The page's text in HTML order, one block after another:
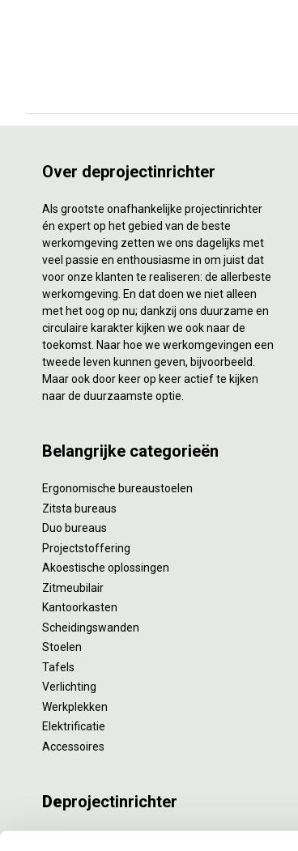
Over deprojectinrichter
Als grootste onafhankelijke projectinrichter
én expert op het gebied van de beste
werkomgeving zetten we ons dagelijks met
veel passie en enthousiasme in om juist dat
voor onze klanten te realiseren: de allerbeste
werkomgeving. En dat doen we niet alleen
met het oog op nu; dankzij ons duurzame en
circulaire karakter kijken we ook naar de
toekomst. Naar hoe we werkomgevingen een
tweede leven kunnen geven, bijvoorbeeld.
Maar ook door keer op keer actief te kijken
naar de duurzaamste optie.
Belangrijke categorieën
Ergonomische bureaustoelen
Zitsta bureaus
Duo bureaus
Projectstoffering
Akoestische oplossingen
Zitmeubilair
Kantoorkasten
Scheidingswanden
Stoelen
Tafels
Verlichting
Werkplekken
Elektrificatie
Accessoires
Deprojectinrichter